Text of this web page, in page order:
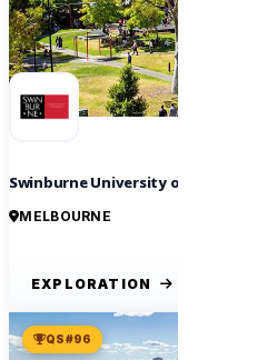
Swinburne University of Technology
MELBOURNE
EXPLORATION
QS #96